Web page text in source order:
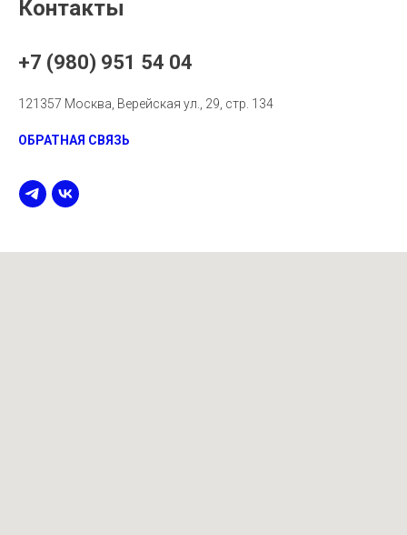
Контакты
+7 (980) 951 54 04
121357 Москва, Верейская ул., 29, стр. 134
ОБРАТНАЯ СВЯЗЬ